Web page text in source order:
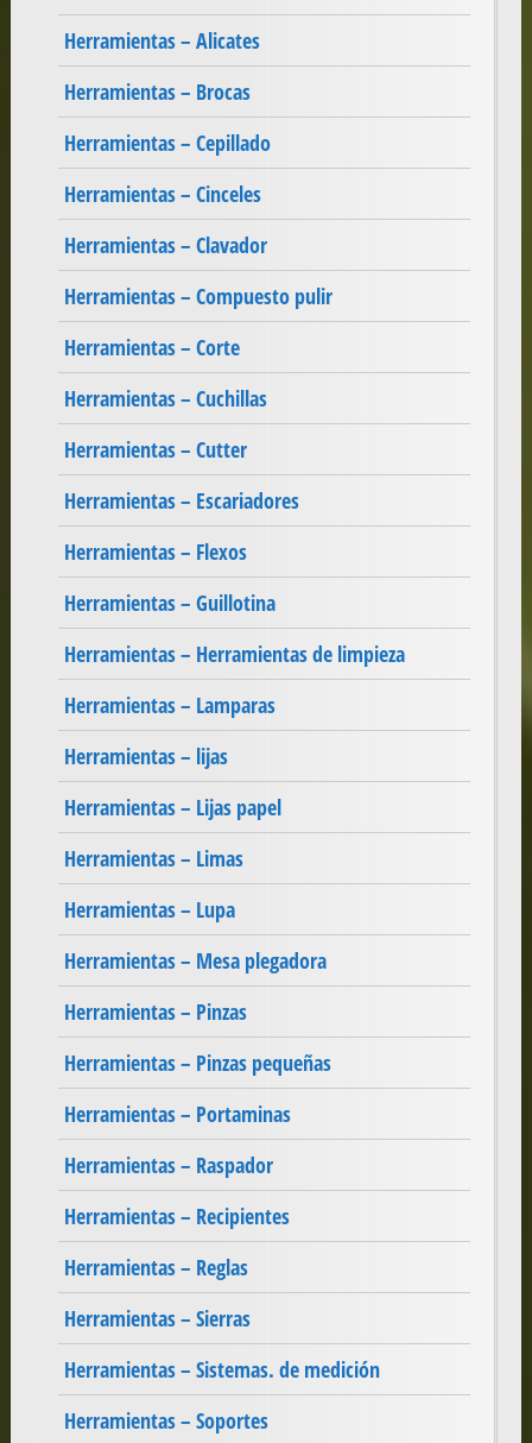
Herramientas – Alicates
Herramientas – Brocas
Herramientas – Cepillado
Herramientas – Cinceles
Herramientas – Clavador
Herramientas – Compuesto pulir
Herramientas – Corte
Herramientas – Cuchillas
Herramientas – Cutter
Herramientas – Escariadores
Herramientas – Flexos
Herramientas – Guillotina
Herramientas – Herramientas de limpieza
Herramientas – Lamparas
Herramientas – lijas
Herramientas – Lijas papel
Herramientas – Limas
Herramientas – Lupa
Herramientas – Mesa plegadora
Herramientas – Pinzas
Herramientas – Pinzas pequeñas
Herramientas – Portaminas
Herramientas – Raspador
Herramientas – Recipientes
Herramientas – Reglas
Herramientas – Sierras
Herramientas – Sistemas. de medición
Herramientas – Soportes